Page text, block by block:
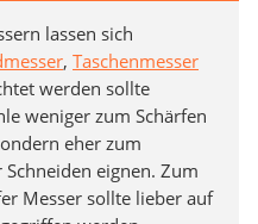
lassen sich
, Taschenmesser
werden sollte
weniger zum Schärfen
eher zum
eignen. Zum
Messer sollte lieber auf